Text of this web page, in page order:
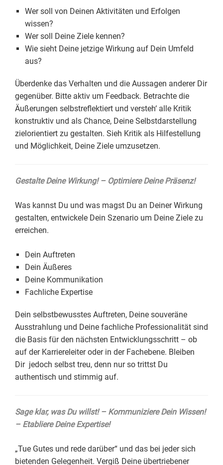
Wer soll von Deinen Aktivitäten und Erfolgen
wissen?
Wer soll Deine Ziele kennen?
Wie sieht Deine jetzige Wirkung auf Dein Umfeld
aus?
Überdenke das Verhalten und die Aussagen anderer Dir
gegenüber. Bitte aktiv um Feedback. Betrachte die
Äußerungen selbstreflektiert und versteh‘ alle Kritik
konstruktiv und als Chance, Deine Selbstdarstellung
zielorientiert zu gestalten. Sieh Kritik als Hilfestellung
und Möglichkeit, Deine Ziele umzusetzen.
Gestalte Deine Wirkung! – Optimiere Deine Präsenz!
Was kannst Du und was magst Du an Deiner Wirkung
gestalten, entwickele Dein Szenario um Deine Ziele zu
erreichen.
Dein Auftreten
Dein Äußeres
Deine Kommunikation
Fachliche Expertise
Dein selbstbewusstes Auftreten, Deine souveräne
Ausstrahlung und Deine fachliche Professionalität sind
die Basis für den nächsten Entwicklungsschritt – ob
auf der Karriereleiter oder in der Fachebene. Bleiben
Dir jedoch selbst treu, denn nur so trittst Du
authentisch und stimmig auf.
Sage klar, was Du willst! – Kommuniziere Dein Wissen!
– Etabliere Deine Expertise!
„Tue Gutes und rede darüber“ und das bei jeder sich
bietenden Gelegenheit. Vergiß Deine übertriebener